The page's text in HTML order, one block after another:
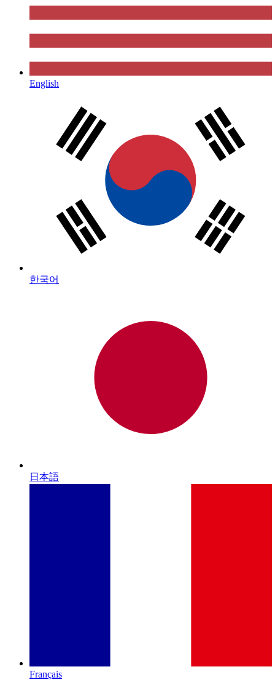
English
한국어
日本語
Français